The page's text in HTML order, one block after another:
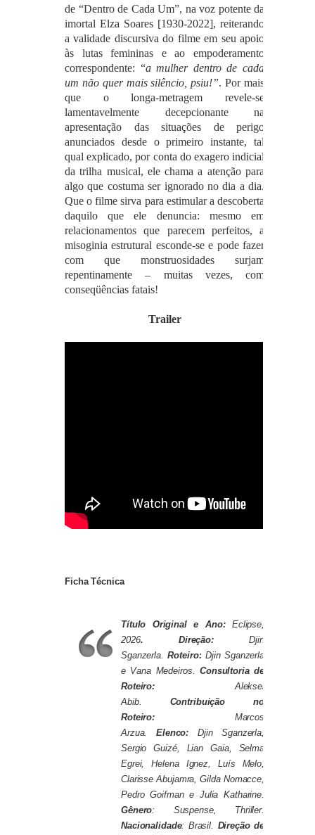
de “Dentro de Cada Um”, na voz potente da
imortal Elza Soares [1930-2022], reiterando
a validade discursiva do filme em seu apoio
às lutas femininas e ao empoderamento
correspondente: “a mulher dentro de cada
um não quer mais silêncio, psiu!”. Por mais
que o longa-metragem revele-se
lamentavelmente decepcionante na
apresentação das situações de perigo
anunciados desde o primeiro instante, tal
qual explicado, por conta do exagero indicial
da trilha musical, ele chama a atenção para
algo que costuma ser ignorado no dia a dia.
Que o filme sirva para estimular a descoberta
daquilo que ele denuncia: mesmo em
relacionamentos que parecem perfeitos, a
misoginia estrutural esconde-se e pode fazer
com que monstruosidades surjam
repentinamente – muitas vezes, com
conseqüências fatais!
Trailer
Ficha Técnica
Título Original e Ano: Eclipse,
2026. Direção:Djin
Sganzerla.Roteiro: Djin Sganzerla
e Vana Medeiros.Consultoria de
Roteiro: Aleksei
Abib. Contribuição no
Roteiro: Marcos
Arzua.Elenco: Djin Sganzerla,
Sergio Guizé, Lian Gaia, Selma
Egrei, Helena Ignez, Luís Melo,
Clarisse Abujamra, Gilda Nomacce,
Pedro Goifman e Julia Katharine.
Gênero: Suspense, Thriller.
Nacionalidade: Brasil. Direção de